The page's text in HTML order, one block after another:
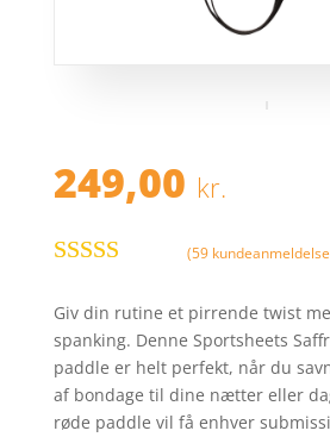
249,00 kr.
5ud af 5
baseret på
kundebedøm
melser
(59
Giv din rutine et pirrende twist
spanking. Denne Sportsheets
paddle er helt perfekt, når du
af bondage til dine nætter eller
røde paddle vil få enhver